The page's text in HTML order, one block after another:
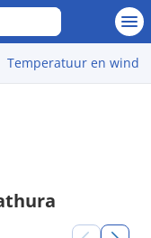
Temperatuur en wind